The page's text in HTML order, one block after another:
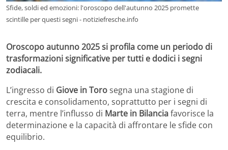
Sfide, soldi ed emozioni: l'oroscopo dell'autunno 2025 promette
scintille per questi segni - notiziefresche.info
Oroscopo autunno 2025 si profila come un periodo di
trasformazioni significative per tutti e dodici i segni
zodiacali.
L’ingresso di Giove in Torosegna una stagione di
crescita e consolidamento, soprattutto per i segni di
terra, mentre l’influsso di Marte in Bilanciafavorisce la
determinazione e la capacità di affrontare le sfide con
equilibrio.